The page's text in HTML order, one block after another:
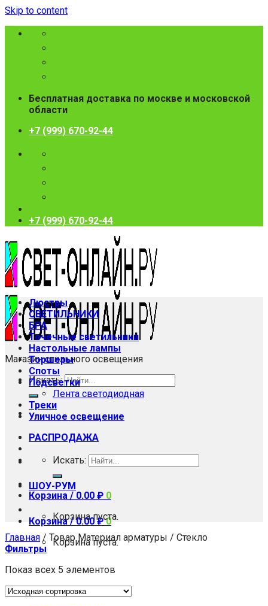
Skip to content
Бесплатная доставка по москве и московской
области
+7 (999) 670-92-44
+7 (999) 670-92-44
Магазин стильного освещения
Искать:
РАСПРОДАЖА
ШОУ-РУМ
Корзина /0.00₽ 0
Корзина пуста.
Люстры
СВЕТИЛЬНИКИ
БРА
Точечные светильники
Настольные лампы
Торшеры
Споты
Подсветки
Лента светодиодная
Треки
Уличное освещение
Искать:
Корзина / 0.00 ₽ 0
Корзина пуста.
Главная / Товар Материал арматуры / Стекло
Фильтры
Показ всех 5 элементов